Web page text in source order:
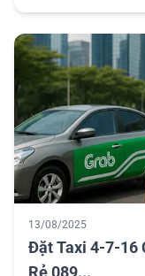
13/08/2025
Đặt Taxi 4-7-16
Rẻ 089...